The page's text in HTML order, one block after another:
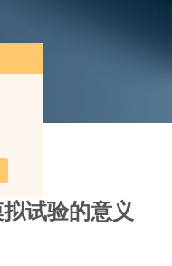
试验的意义